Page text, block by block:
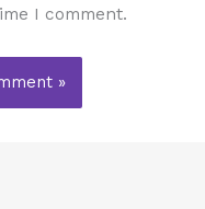
I comment.